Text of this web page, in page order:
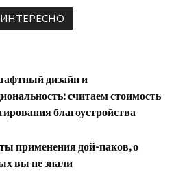
дизайн и
считаем стоимость
благоустройства
применения дой-паков, о
вы не знали